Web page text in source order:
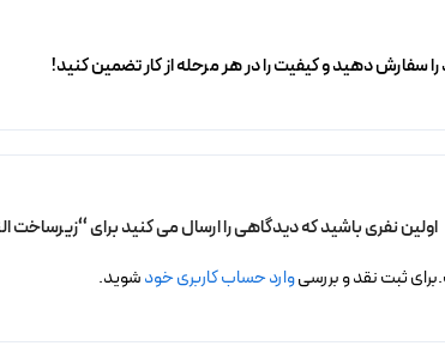
سفارش دهید و کیفیت را در هر مرحله از کار تضمین کنید!
اولین نفری باشید که دیدگاهی را ارسال می کنید برای “زیرساخت
برای ثبت نقد و بررسیوارد حساب کاربری خودشوید.